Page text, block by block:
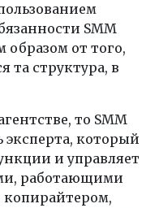
SMM
образом от того,
та структура, в
то SMM
эксперта, который
и управляет
работающими